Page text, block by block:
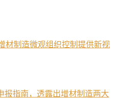
材制造微观组织控制提供新视
报指南，透露出增材制造两大